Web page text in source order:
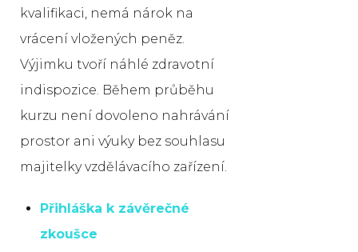
kvalifikaci, nemá nárok na
vrácení vložených peněz.
Výjimku tvoří náhlé zdravotní
indispozice. Během průběhu
kurzu není dovoleno nahrávání
prostor ani výuky bez souhlasu
majitelky vzdělávacího zařízení.
Přihláška k závěrečné
zkoušce